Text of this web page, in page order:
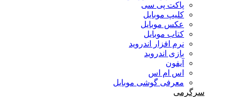
پاکت پی سی
کلیپ موبایل
عکس موبایل
کتاب موبایل
نرم افزار اندروید
بازی اندروید
آیفون
اس ام اس
معرفی گوشی موبایل
سرگرمی